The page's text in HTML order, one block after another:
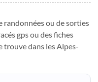
randonnées ou de sorties
gps ou des fiches
trouve dans les Alpes-